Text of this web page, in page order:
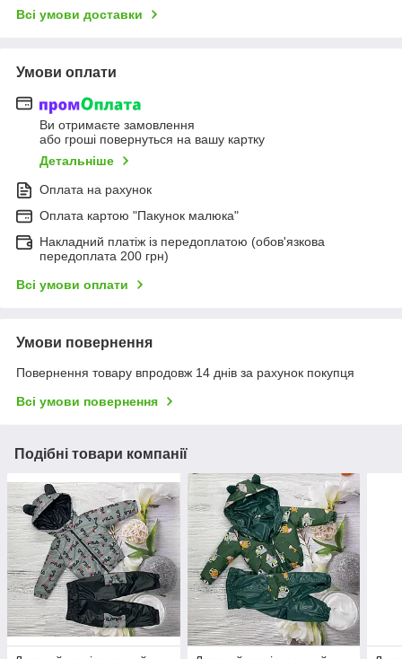
Всі умови доставки
Умови оплати
Ви отримаєте замовлення
або гроші повернуться на вашу картку
Детальніше
Оплата на рахунок
Оплата картою "Пакунок малюка"
Накладний платіж із передоплатою (обов'язкова
передоплата 200 грн)
Всі умови оплати
Умови повернення
Повернення товару впродовж 14 днів за рахунок покупця
Всі умови повернення
Подібні товари компанії